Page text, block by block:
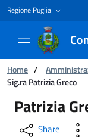
Regione Puglia
You are:
Home /
Sig.ra Patrizia Greco
Sig.ra Patrizia
Patrizia
Share